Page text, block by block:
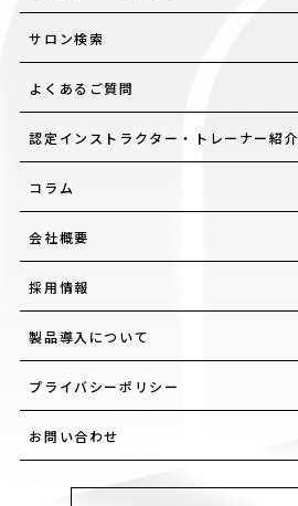
サロン検索
よくあるご質問
認定インストラクター・トレーナー紹介
コラム
会社概要
採用情報
製品導入について
プライバシーポリシー
お問い合わせ